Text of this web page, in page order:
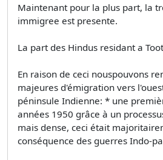
Maintenant pour la plus part, la
immigree est presente.
La part des Hindus residant a
En raison de ceci nouspouvons
majeures d'émigration vers
péninsule Indienne: * une
années 1950 grâce à un
mais dense, ceci était
conséquence des guerres Indo-